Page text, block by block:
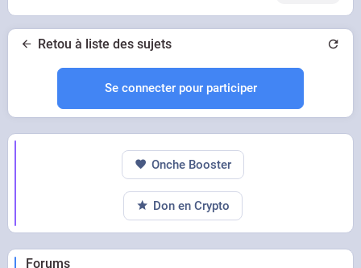
Retou à liste des sujets
Se connecter pour participer
Forums
Onche Booster
Don en Crypto